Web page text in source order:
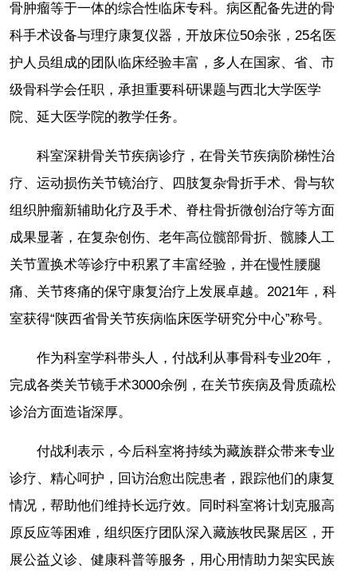
骨肿瘤等于一体的综合性临床专科。病区配备先进的骨
科手术设备与理疗康复仪器，开放床位50余张，25名医
护人员组成的团队临床经验丰富，多人在国家、省、市
级骨科学会任职，承担重要科研课题与西北大学医学
院、延大医学院的教学任务。
科室深耕骨关节疾病诊疗，在骨关节疾病阶梯性治
疗、运动损伤关节镜治疗、四肢复杂骨折手术、骨与软
组织肿瘤新辅助化疗及手术、脊柱骨折微创治疗等方面
成果显著，在复杂创伤、老年高位髋部骨折、髋膝人工
关节置换术等诊疗中积累了丰富经验，并在慢性腰腿
痛、关节疼痛的保守康复治疗上发展卓越。2021年，科
室获得“陕西省骨关节疾病临床医学研究分中心”称号。
作为科室学科带头人 ，付战利从事骨科专业20年，
完成各类关节镜手术3000余例，在关节疾病及骨质疏松
诊治方面造诣深厚。
付战利表示，今后科室将持续为藏族群众带来专业
诊疗、精心呵护，回访治愈出院患者，跟踪他们的康复
情况，帮助他们维持长远疗效。同时科室将计划克服高
原反应等困难，组织医疗团队深入藏族牧民聚居区，开
展公益义诊、健康科普等服务，用心用情助力架实民族